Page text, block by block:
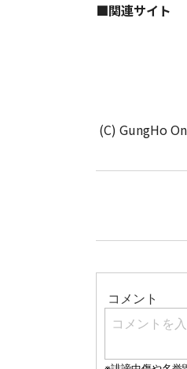
■関連サイト
(C) GungHo